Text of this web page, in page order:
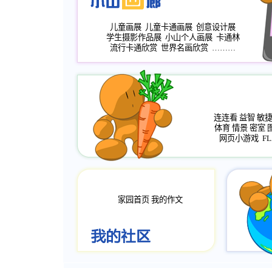
儿童画展 儿童卡通画展 创意设计展
学生摄影作品展 小山个人画展 卡通林
流行卡通欣赏 世界名画欣赏 ………
连连看 益智 敏捷
体育 情景 密室
网页小游戏
家园首页 我的作文